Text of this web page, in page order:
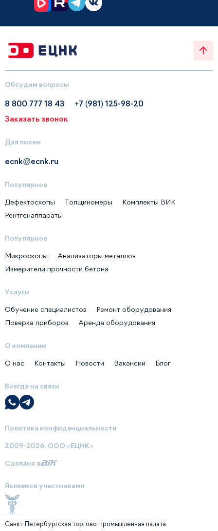
Обсудим вопросы
8 800 777 18 43
+7 (981) 125-98-20
Заказать звонок
Для писем
ecnk@ecnk.ru
Популярное
Дефектоскопы Толщиномеры
Комплекты ВИК
Рентгенаппараты
Популярное
Микроскопы
Анализаторы металлов
Измерители прочности бетона
Услуги
Обучение специалистов
Ремонт оборудования
Поверка приборов
Аренда оборудования
О компании
О нас Контакты Новости Вакансии Блог
Всегда на связи
Политика конфиденциальности
2009-2026, ООО «ЕЦНК»
Сделано в
Являемся участниками
Санкт-Петербургская торгово-промышленная палата